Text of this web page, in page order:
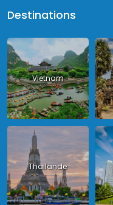
Destinations
Vietnam
Thailande